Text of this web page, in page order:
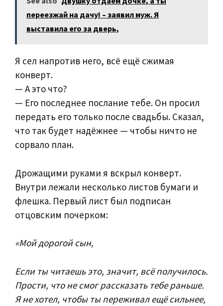
переезжай на дачу! – заявил муж. Я
выставила его за дверь,
Я сел напротив него, всё ещё сжимая
конверт.
— А это что?
— Его последнее послание тебе. Он просил
передать его только после свадьбы. Сказал,
что так будет надёжнее — чтобы ничто не
сорвало план.
Дрожащими руками я вскрыл конверт.
Внутри лежали несколько листов бумаги и
флешка. Первый лист был подписан
отцовским почерком:
«Мой дорогой сын,
Если ты читаешь это, значит, всё получилось.
Прости, что не смог рассказать тебе раньше.
Я не хотел, чтобы ты переживал ещё сильнее,